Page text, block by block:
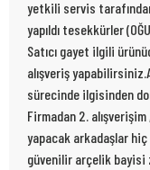
yetkili servis
yapıldı tesekkürler
Satıcı gayet ilgili
alışveriş
sürecinde ilgisinden
Firmadan 2.
yapacak arkadaşlar
güvenilir arçelik bayisi